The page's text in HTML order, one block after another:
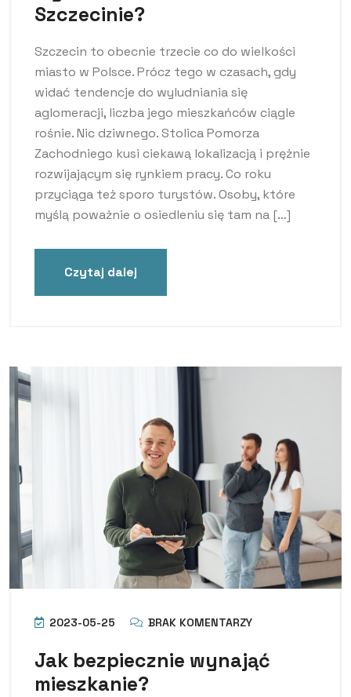
Szczecinie?
Szczecin to obecnie trzecie co do wielkości
miasto w Polsce. Prócz tego w czasach, gdy
widać tendencje do wyludniania się
aglomeracji, liczba jego mieszkańców ciągle
rośnie. Nic dziwnego. Stolica Pomorza
Zachodniego kusi ciekawą lokalizacją i prężnie
rozwijającym się rynkiem pracy. Co roku
przyciąga też sporo turystów. Osoby, które
myślą poważnie o osiedleniu się tam na […]
Czytaj dalej
2023-05-25 BRAK KOMENTARZY
Jak bezpiecznie wynająć
mieszkanie?